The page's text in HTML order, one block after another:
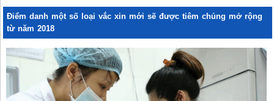
Điểm danh một số loại vắc xin mới sẽ được tiêm chủng mở rộng
từ năm 2018